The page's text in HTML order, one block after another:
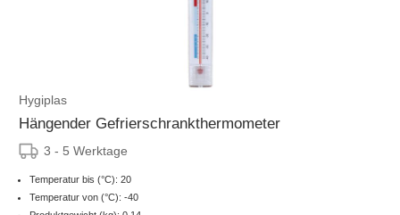
Hygiplas
Hängender Gefrierschrankthermometer
3 - 5 Werktage
Temperatur bis (°C): 20
Temperatur von (°C): -40